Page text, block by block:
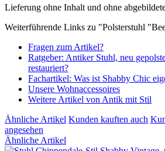
Lieferung ohne Inhalt und ohne
Weiterführende Links zu "Polsterstuhl
Fragen zum Artikel?
Ratgeber: Antiker Stuhl, neu
restauriert?
Fachartikel: Was ist Shabby Chic
Unsere Wohnaccessoires
Weitere Artikel von Antik mit Stil
Ähnliche Artikel Kunden kauften auch
angesehen
Ähnliche Artikel